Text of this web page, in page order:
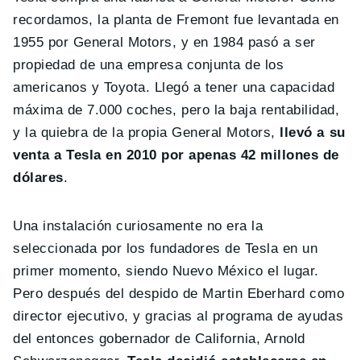
recordamos, la planta de Fremont fue levantada en
1955 por General Motors, y en 1984 pasó a ser
propiedad de una empresa conjunta de los
americanos y Toyota. Llegó a tener una capacidad
máxima de 7.000 coches, pero la baja rentabilidad,
y la quiebra de la propia General Motors, llevó a su
venta a Tesla en 2010 por apenas 42 millones de
dólares.
Una instalación curiosamente no era la
seleccionada por los fundadores de Tesla en un
primer momento, siendo Nuevo México el lugar.
Pero después del despido de Martin Eberhard como
director ejecutivo, y gracias al programa de ayudas
del entonces gobernador de California, Arnold